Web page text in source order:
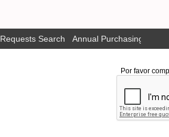
Requests Search Annual Purchasing Plan
Por favor